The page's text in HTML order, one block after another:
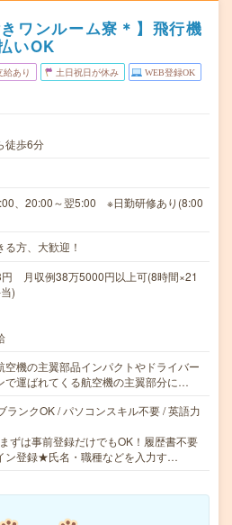
ワンルーム寮＊】飛行機
いOK
給あり 土日祝日が休み WEB登録OK
徒歩6分
、20:00～翌5:00 ※日勤研修あり(8:00
方、大歓迎！
月収例38万5000円以上可(8時間×21
)
空機の主翼部品インパクトやドライバー
で運ばれてくる航空機の主翼部分に…
ランクOK / パソコンスキル不要 / 英語力
ずは事前登録だけでもOK！履歴書不要
ン登録★氏名・職種などを入力す…